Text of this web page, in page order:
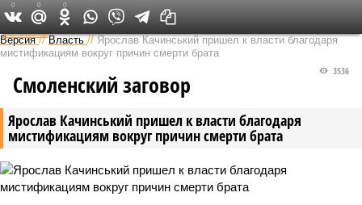
Федеральный выпуск
Версия //Власть //Ярослав Качинський пришел к власти благодаря
мистификациям вокруг причин смерти брата
Ярослав Качинський пришел к власти благодаря
мистификациям вокруг причин смерти брата
3536
Смоленский заговор
0 0 0